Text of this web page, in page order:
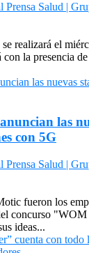
Prensa Salud |
realizará el
la presencia
las
con 5G
Prensa Salud |
fueron los
concurso
ideas...